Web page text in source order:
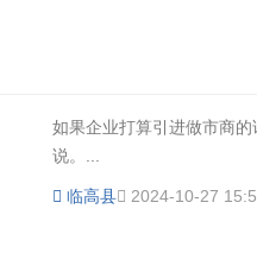
如果企业打算引进做市商
说。...
临高县 2024-10-27